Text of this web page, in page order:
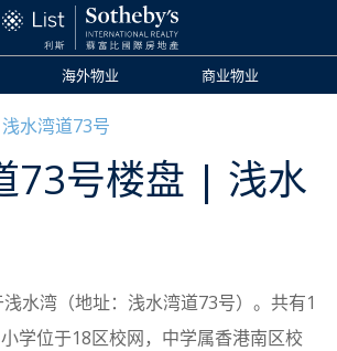
海外物业 商业物业
浅水湾道73号
73号楼盘 | 浅水
水湾（地址：浅水湾道73号）。共有1
学位于18区校网，中学属香港南区校